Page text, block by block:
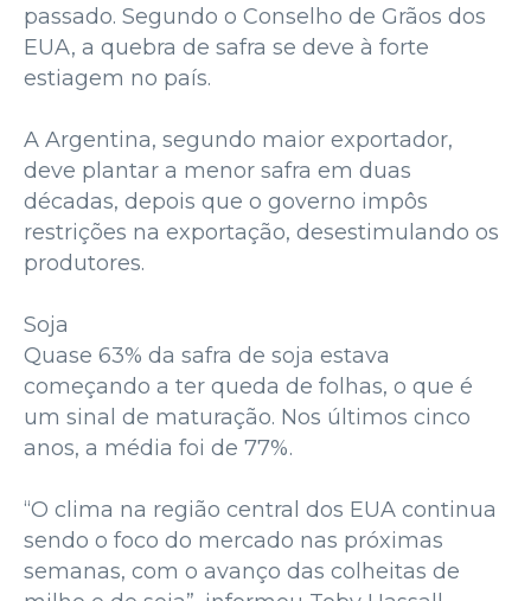
passado. Segundo o Conselho de Grãos dos
EUA, a quebra de safra se deve à forte
estiagem no país.
A Argentina, segundo maior exportador,
deve plantar a menor safra em duas
décadas, depois que o governo impôs
restrições na exportação, desestimulando os
produtores.
Soja
Quase 63% da safra de soja estava
começando a ter queda de folhas, o que é
um sinal de maturação. Nos últimos cinco
anos, a média foi de 77%.
“O clima na região central dos EUA continua
sendo o foco do mercado nas próximas
semanas, com o avanço das colheitas de